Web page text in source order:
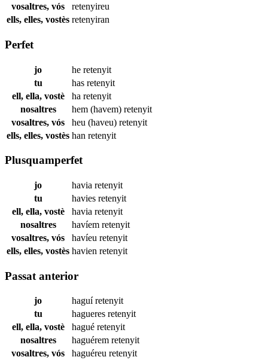
vosaltres, vós
retenyireu
ells, elles, vostès retenyiran
Perfet
jo he retenyit
tu
has retenyit
ell, ella, vostè
ha retenyit
nosaltres
hem (havem) retenyit
vosaltres, vós
heu (haveu) retenyit
ells, elles, vostès han retenyit
Plusquamperfet
jo havia retenyit
tu
havies retenyit
ell, ella, vostè
havia retenyit
nosaltres
havíem retenyit
vosaltres, vós
havíeu retenyit
ells, elles, vostès havien retenyit
Passat anterior
jo haguíretenyit
tu
hagueres retenyit
ell, ella, vostè
hagué retenyit
nosaltres
haguérem retenyit
vosaltres, vós
haguéreu retenyit